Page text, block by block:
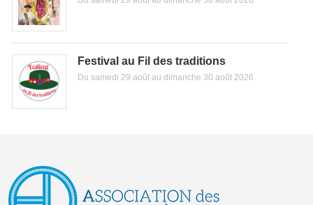
Festival au Fil des traditions
Du samedi 29 août au dimanche 30 août 2026